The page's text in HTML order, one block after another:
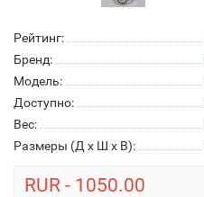
Рейтинг:
Бренд:
Модель:
Доступно:
Вес:
Размеры (Д x Ш x В):
RUR - 1050.00